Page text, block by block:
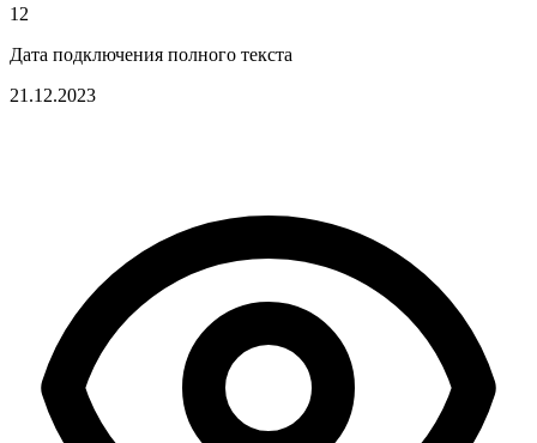
12
Дата подключения полного текста
21.12.2023